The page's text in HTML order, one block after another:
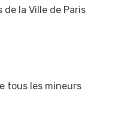
de la Ville de Paris
tous les mineurs